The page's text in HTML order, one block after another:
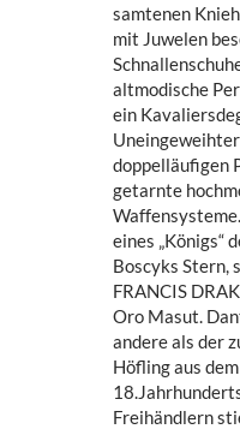
samtenen
mit Juwelen
altmodische
ein
doppelläufigen
getarnte
eines „Königs“
Boscyks Stern,
FRANCIS
Oro Masut.
andere als der
Höfling aus
Freihändlern